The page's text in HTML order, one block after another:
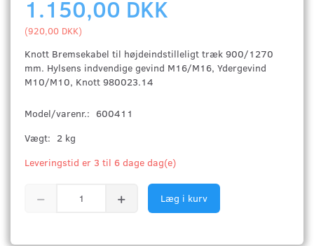
1.150,00 DKK
(920,00 DKK)
Knott Bremsekabel til højdeindstilleligt træk 900/1270
mm. Hylsens indvendige gevind M16/M16, Ydergevind
M10/M10, Knott 980023.14
Model/varenr.: 600411
Vægt: 2 kg
Leveringstid er 3 til 6 dage dag(e)
Læg i kurv